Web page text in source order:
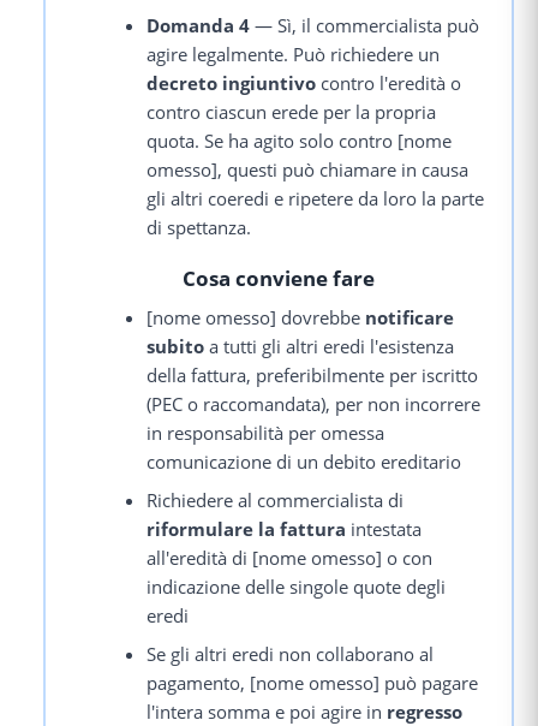
Domanda 4 — Sì, il commercialista può
agire legalmente. Può richiedere un
decreto ingiuntivo contro l'eredità o
contro ciascun erede per la propria
quota. Se ha agito solo contro [nome
omesso], questi può chiamare in causa
gli altri coeredi e ripetere da loro la parte
di spettanza.
Cosa conviene fare
[nome omesso] dovrebbe notificare
subito a tutti gli altri eredi l'esistenza
della fattura, preferibilmente per iscritto
(PEC o raccomandata), per non incorrere
in responsabilità per omessa
comunicazione di un debito ereditario
Richiedere al commercialista di
riformulare la fattura intestata
all'eredità di [nome omesso] o con
indicazione delle singole quote degli
eredi
Se gli altri eredi non collaborano al
pagamento, [nome omesso] può pagare
l'intera somma e poi agire in regresso